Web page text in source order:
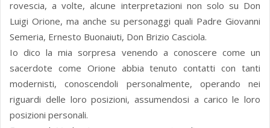
rovescia, a volte, alcune interpretazioni non solo su Don
Luigi Orione, ma anche su personaggi quali Padre Giovanni
Semeria, Ernesto Buonaiuti, Don Brizio Casciola.
Io dico la mia sorpresa venendo a conoscere come un
sacerdote come Orione abbia tenuto contatti con tanti
modernisti, conoscendoli personalmente, operando nei
riguardi delle loro posizioni, assumendosi a carico le loro
posizioni personali.